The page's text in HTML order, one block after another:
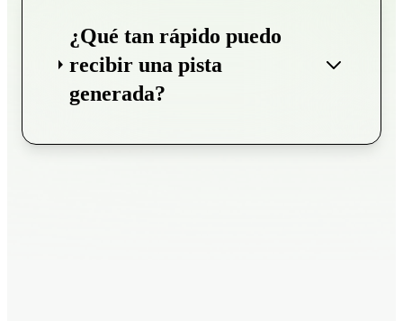
¿Qué tan rápido puedo
recibir una pista
generada?